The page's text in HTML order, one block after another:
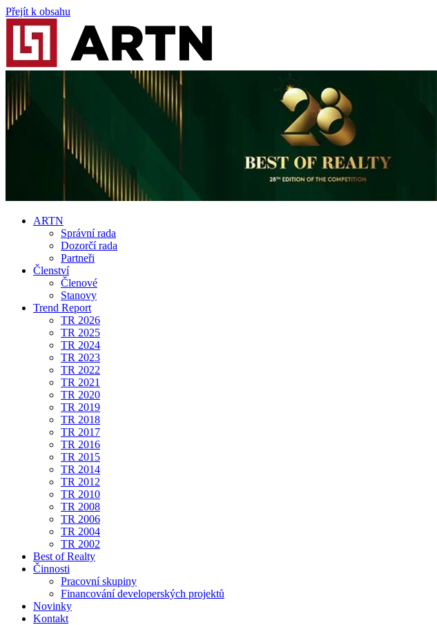
Přejít k obsahu
ARTN
Správní rada
Dozorčí rada
Partneři
Členství
Členové
Stanovy
Trend Report
TR 2026
TR 2025
TR 2024
TR 2023
TR 2022
TR 2021
TR 2020
TR 2019
TR 2018
TR 2017
TR 2016
TR 2015
TR 2014
TR 2012
TR 2010
TR 2008
TR 2006
TR 2004
TR 2002
Best of Realty
Činnosti
Pracovní skupiny
Financování developerských projektů
Novinky
Kontakt